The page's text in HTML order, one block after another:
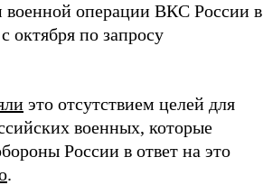
военной операции ВКС России в
октября по запросу
это отсутствием целей для
военных, которые
России в ответ на это
.